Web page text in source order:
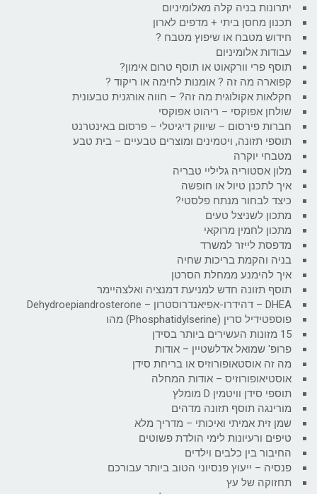
יתרונות בניה קלה מאלומיניום
תכנון מחסן ביתי + מדפים לארון
חידוש מטבח או שיפוץ מטבח ?
עבודות אלומיניום
תוסף פרי וורקאוט או תוסף טרום אימון?
קפוארה מה זה ? אומנות לחימה או ריקוד ?
חקלאות אקולוגית מה זה? – חווה אורגנית טבעונית
שולחן אפוקסי – ריהוט אפוקסי
חברות פירסום – שיווק דיגיטלי – פרסום באינטרנט
תוספי תזונה, ויטמינים ומוצרים טבעיים – בית טבע
מטבחי יוקרה
מלון אסטוריה גליליי טבריה
איך לתכנן טיול או חופשה
כיצד לבחור מנתח פלסטי?
מתכון לשניצל טעים
מתכון לחמין מרוקאי
מדפסת לייזר למשרד
בניה והקמת בריכות שחיה
איך להימנע ממחלת הסרטן
תוסף תזונה חדש למניעת דמנציה ואלצהיימר
DHEA – דהידרו-אפיאנדרוסטרון – Dehydroepiandrosterone
פוספטידיל סרין (Phosphatidylserine) מהו
15 מזונות העשירים ביותר בסידן
פרופ' שמואל אדלשטיין – אודות
מה זה אוסטאופורוזיס או בריחת סידן
אוסטיאופורוזיס – אודות המחלה
תוספי סידן וויטמין D מומלץ
מורינגה תוסף תזונה מדהים
שמן זית אמיתי ואיכותי – מדריך מלא
טיפים ורעיונות לימי הולדת פשוטים
החיבור בין כלבים וילדים
פנסיה – ייעוץ פנסיוני הטוב ביותר עבורכם
תחזוקה של עץ